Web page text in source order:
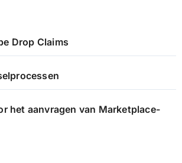
Drop Claims
het aanvragen van Marketplace-